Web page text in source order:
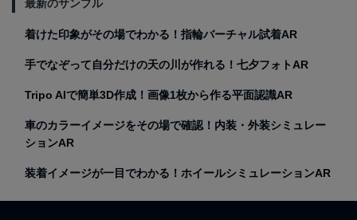
最新のサンプル
着けた印象がその場でわかる！指輪バーチャル試着AR
手でなぞって自分だけの天の川が作れる！七夕フォトAR
Tripo AIで簡単3D作成！画像1枚から作る平面認識AR
車のカラーイメージをその場で確認！内装・外装シミュレー
ションAR
装着イメージが一目でわかる！ホイールシミュレーションAR